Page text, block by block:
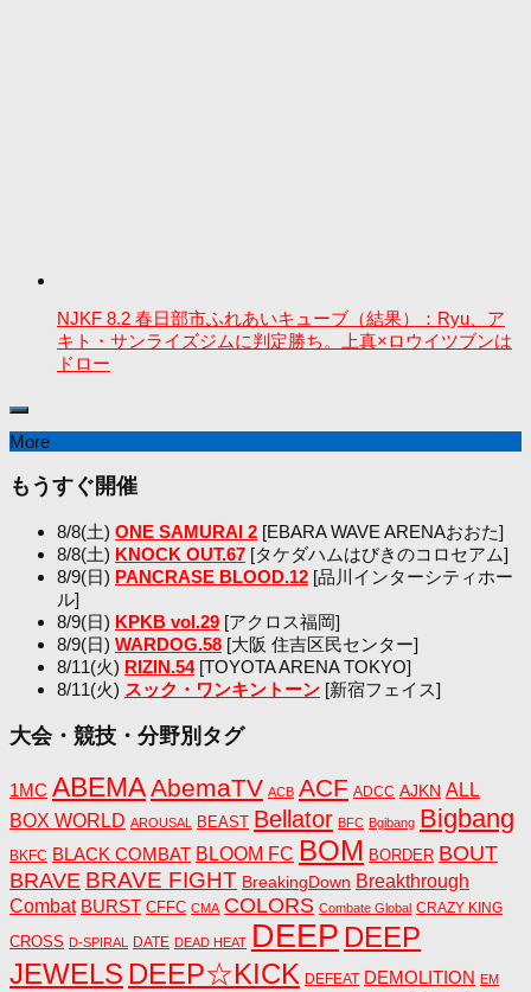
NJKF 8.2 春日部市ふれあいキューブ（結果）：Ryu、ア
キト・サンライズジムに判定勝ち。上真×ロウイツブンは
ドロー
More
もうすぐ開催
8/8(土) ONE SAMURAI 2 [EBARA WAVE ARENAおおた]
8/8(土) KNOCK OUT.67 [タケダハムはびきのコロセアム]
8/9(日) PANCRASE BLOOD.12 [品川インターシティホー
ル]
8/9(日) KPKB vol.29 [アクロス福岡]
8/9(日) WARDOG.58 [大阪 住吉区民センター]
8/11(火) RIZIN.54[TOYOTA ARENA TOKYO]
8/11(火) スック・ワンキントーン [新宿フェイス]
大会・競技・分野別タグ
1MC ABEMAAbemaTV ACB ACF ADCC AJKN ALL
BOX WORLD AROUSAL BEAST Bellator BFC Bgibang Bigbang
BKFC BLACK COMBAT BLOOM FC BOM BORDER BOUT
BRAVE BRAVE FIGHT BreakingDown Breakthrough
Combat BURST CFFC CMA COLORS Combate Global CRAZY KING
CROSS D-SPIRAL DATE DEAD HEAT DEEP DEEP
JEWELS DEEP☆KICK DEFEAT DEMOLITION EM